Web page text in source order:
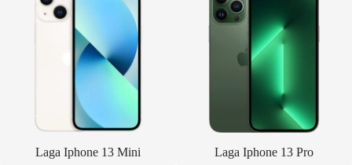
Laga Iphone 13 Mini Laga Iphone 13 Pro